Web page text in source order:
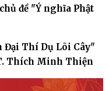
đề "Ý nghĩa Phật
Thí Dụ Lõi Cây"
Thích Minh Thiện